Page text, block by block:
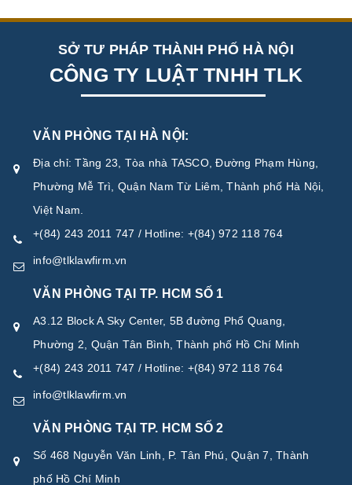
SỞ TƯ PHÁP THÀNH PHỐ HÀ NỘI
CÔNG TY LUẬT TNHH TLK
VĂN PHÒNG TẠI HÀ NỘI:
Địa chỉ: Tầng 23, Tòa nhà TASCO, Đường Phạm Hùng,
Phường Mễ Trì, Quận Nam Từ Liêm, Thành phố Hà Nội,
Việt Nam.
+(84) 243 2011 747 / Hotline: +(84) 972 118 764
info@tlklawfirm.vn
VĂN PHÒNG TẠI TP. HCM SỐ 1
A3.12 Block A Sky Center, 5B đường Phổ Quang,
Phường 2, Quận Tân Bình, Thành phố Hồ Chí Minh
+(84) 243 2011 747 / Hotline: +(84) 972 118 764
info@tlklawfirm.vn
VĂN PHÒNG TẠI TP. HCM SỐ 2
Số 468 Nguyễn Văn Linh, P. Tân Phú, Quận 7, Thành
phố Hồ Chí Minh